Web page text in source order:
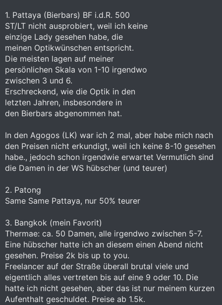
1. Pattaya (Bierbars) BF i.d.R. 500
ST/LT nicht ausprobiert, weil ich keine
einzige Lady gesehen habe, die
meinen Optikwünschen entspricht.
Die meisten lagen auf meiner
persönlichen Skala von 1-10 irgendwo
zwischen 3 und 6.
Erschreckend, wie die Optik in den
letzten Jahren, insbesondere in
den Bierbars abgenommen hat.
In den Agogos (LK) war ich 2 mal, aber habe mich nach
den Preisen nicht erkundigt, weil ich keine 8-10 gesehen
habe., jedoch schon irgendwie erwartet Vermutlich sind
die Damen in der WS hübscher (und teurer)
2. Patong
Same Same Pattaya, nur 50% teurer
3. Bangkok (mein Favorit)
Thermae: ca. 50 Damen, alle irgendwo zwischen 5-7.
Eine hübscher hatte ich an diesem einen Abend nicht
gesehen. Preise 2k bis up to you.
Freelancer auf der Straße überall brutal viele und
eigentlich alles vertreten bis auf eine 9 oder 10. Die
hatte ich nicht gesehen, aber das ist nur meinem kurzen
Aufenthalt geschuldet. Preise ab 1.5k.